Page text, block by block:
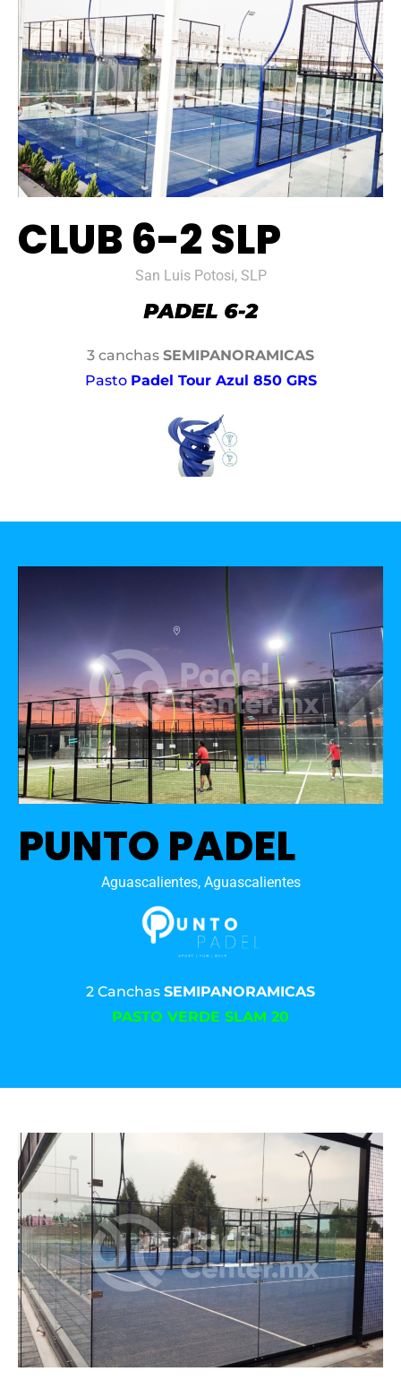
CLUB 6-2 SLP
San Luis Potosi, SLP
3 canchas SEMIPANORAMICAS
Pasto Padel Tour Azul 850 GRS
PUNTO PADEL
Aguascalientes, Aguascalientes
2 Canchas SEMIPANORAMICAS
PASTO VERDE SLAM 20